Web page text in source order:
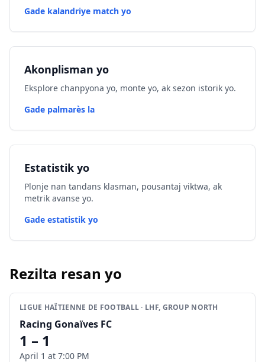
Gade kalandriye match yo
Akonplisman yo
Eksplore chanpyona yo, monte yo, ak sezon istorik yo.
Gade palmarès la
Estatistik yo
Plonje nan tandans klasman, pousantaj viktwa, ak
metrik avanse yo.
Gade estatistik yo
Rezilta resan yo
LIGUE HAÏTIENNE DE FOOTBALL · LHF, GROUP NORTH
Racing Gonaïves FC
1 – 1
April 1 at 7:00 PM